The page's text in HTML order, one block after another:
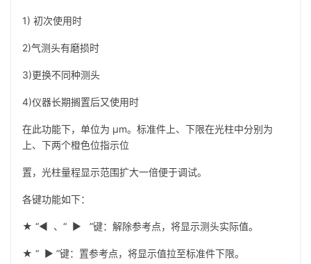
1) 初次使用时
2)气测头有磨损时
3)更换不同种测头
4)仪器长期搁置后又使用时
在此功能下，单位为 µm。标准件上、下限在光柱中分别为
上、下两个橙色位指示位
置，光柱量程显示范围扩大一倍便于调试。
各键功能如下：
★ “◀ 、“ ▶ ”键：解除参考点，将显示测头实际值。
★ “ ▶ ”键：置参考点，将显示值拉至标准件下限。